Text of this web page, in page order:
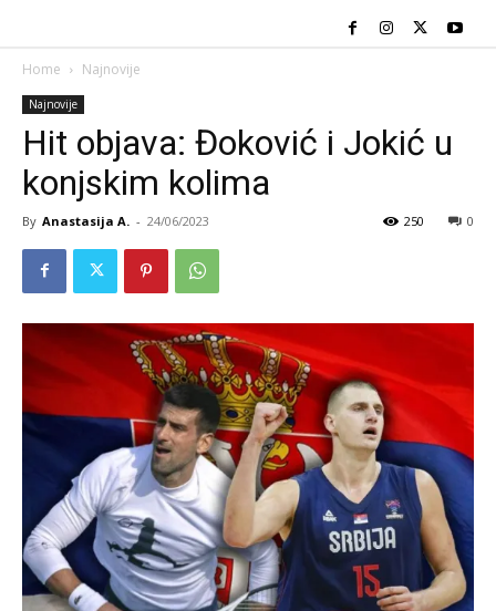
Home Najnovije
Najnovije
Hit objava: Đoković i Jokić u
konjskim kolima
By Anastasija A. - 24/06/2023 0
250